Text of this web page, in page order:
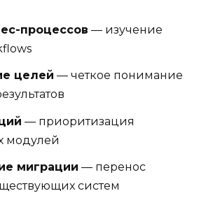
процессов — изучение
целей — четкое понимание
— приоритизация
модулей
миграции — перенос
систем